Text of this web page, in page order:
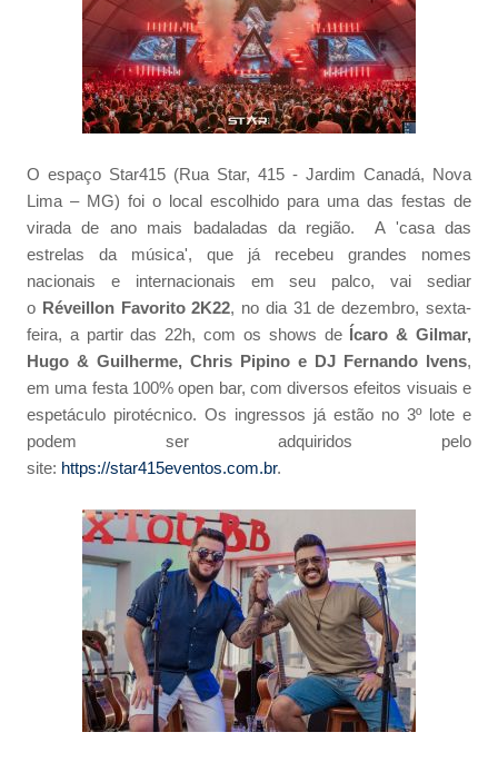
O espaço Star415 (Rua Star, 415 - Jardim Canadá, Nova
Lima – MG) foi o local escolhido para uma das festas de
virada de ano mais badaladas da região. A 'casa das
estrelas da música', que já recebeu grandes nomes
nacionais e internacionais em seu palco, vai sediar
o RéveillonFavorito 2K22, no dia 31 de dezembro, sexta-
feira, a partir das 22h, com os shows de
Ícaro & Gilmar,
Hugo & Guilherme, Chris Pipino e DJ Fernando Ivens,
em uma festa 100% open bar, com diversos efeitos visuais e
espetáculo pirotécnico. Os ingressos já estão no 3º lote e
podem ser adquiridos pelo
site: https://star415eventos.com.br.